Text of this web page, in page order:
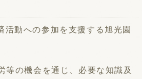
等の機会を通じ、必要な知識及